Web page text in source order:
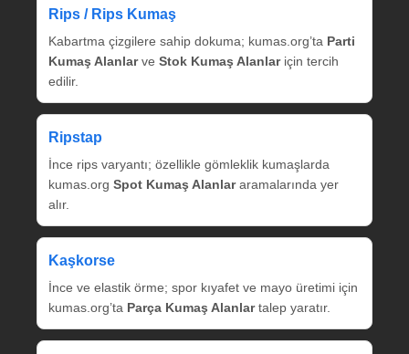
Rips / Rips Kumaş
Kabartma çizgilere sahip dokuma; kumas.org’ta Parti
Kumaş Alanlarve Stok Kumaş Alanlariçin tercih
edilir.
Ripstap
İnce rips varyantı; özellikle gömleklik kumaşlarda
kumas.org Spot Kumaş Alanlararamalarında yer
alır.
Kaşkorse
İnce ve elastik örme; spor kıyafet ve mayo üretimi için
kumas.org’ta Parça Kumaş Alanlartalep yaratır.